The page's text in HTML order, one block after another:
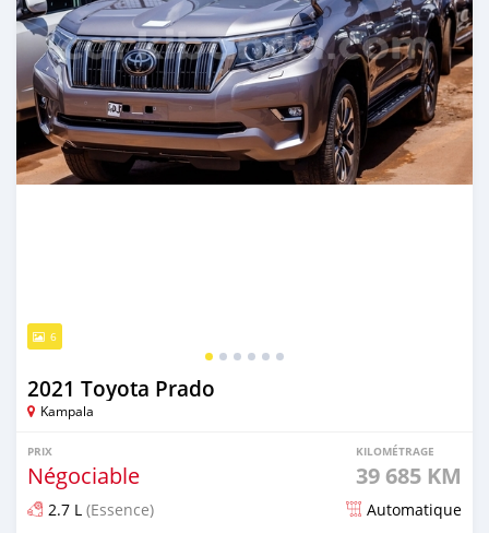
6
2021 Toyota Prado
Kampala
PRIX
Négociable
KILOMÉTRAGE
39 685 KM
2.7 L (Essence) Automatique